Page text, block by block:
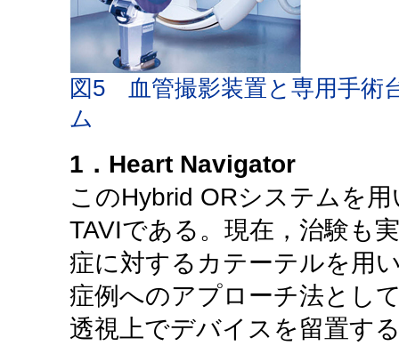
図5 血管撮影装置と専用手術
ム
1．Heart Navigator
このHybrid ORシステムを
TAVIである。現在，治験も
症に対するカテーテルを用
症例へのアプローチ法とし
透視上でデバイスを留置す